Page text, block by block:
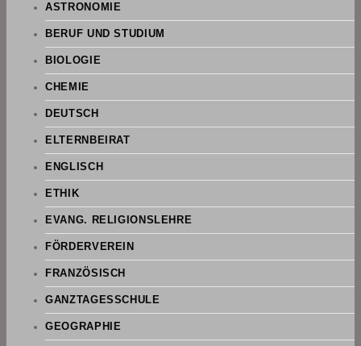
ASTRONOMIE
BERUF UND STUDIUM
BIOLOGIE
CHEMIE
DEUTSCH
ELTERNBEIRAT
ENGLISCH
ETHIK
EVANG. RELIGIONSLEHRE
FÖRDERVEREIN
FRANZÖSISCH
GANZTAGESSCHULE
GEOGRAPHIE